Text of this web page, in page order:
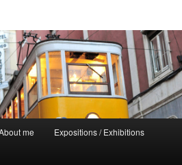
me Expositions / Exhibitions